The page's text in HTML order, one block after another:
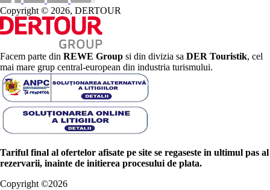
Copyright © 2026, DERTOUR
Facem parte din REWE Group si din divizia sa DER Touristik, cel
mai mare grup central-european din industria turismului.
Tariful final al ofertelor afisate pe site se regaseste in ultimul pas al
rezervarii, inainte de initierea procesului de plata.
Copyright ©2026